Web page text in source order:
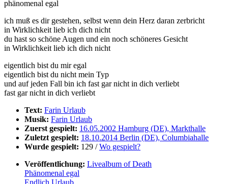
phänomenal egal
ich muß es dir gestehen, selbst wenn dein Herz daran zerbricht
in Wirklichkeit lieb ich dich nicht
du hast so schöne Augen und ein noch schöneres Gesicht
in Wirklichkeit lieb ich dich nicht
eigentlich bist du mir egal
eigentlich bist du nicht mein Typ
und auf jeden Fall bin ich fast gar nicht in dich verliebt
fast gar nicht in dich verliebt
Text: Farin Urlaub
Musik: Farin Urlaub
Zuerst gespielt: 16.05.2002 Hamburg (DE), Markthalle
Zuletzt gespielt: 18.10.2014 Berlin (DE), Columbiahalle
Wurde gespielt: 129 /Wo gespielt?
Veröffentlichung: Livealbum of Death
Phänomenal egal
Endlich Urlaub